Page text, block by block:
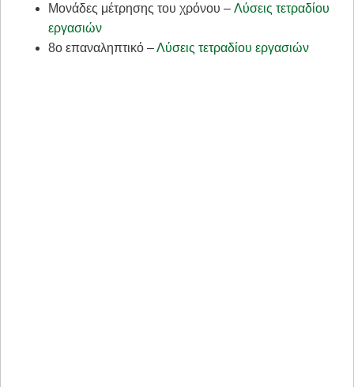
Μονάδες μέτρησης του χρόνου – Λύσεις τετραδίου
εργασιών
8ο επαναληπτικό –Λύσεις τετραδίου εργασιών